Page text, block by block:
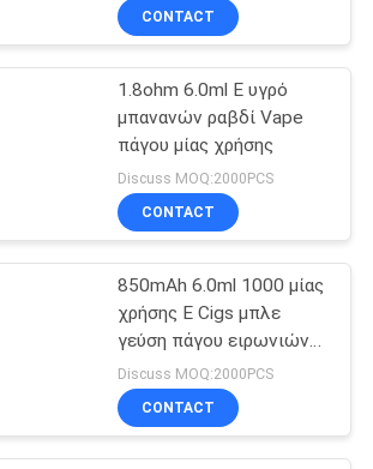
χρήσης
μανδρών
χρήσης
16
CONTACT
1.8ohm 6.0ml Ε υγρό
μπανανών ραβδί Vape
πάγου μίας χρήσης
Discuss MOQ:2000PCS
CONTACT
850mAh 6.0ml 1000 μίας
χρήσης Ε Cigs μπλε
γεύση πάγου ειρωνιών
ριπών
Discuss MOQ:2000PCS
CONTACT